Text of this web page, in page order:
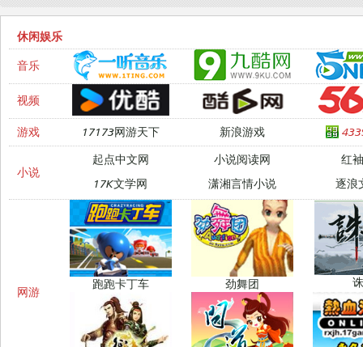
休闲娱乐
音乐
视频
游戏 17173网游天下 新浪游戏
小说
起点中文网 小说阅读网
红
17K文学网
潇湘言情小说 逐浪
网游
跑跑卡丁车 劲舞团